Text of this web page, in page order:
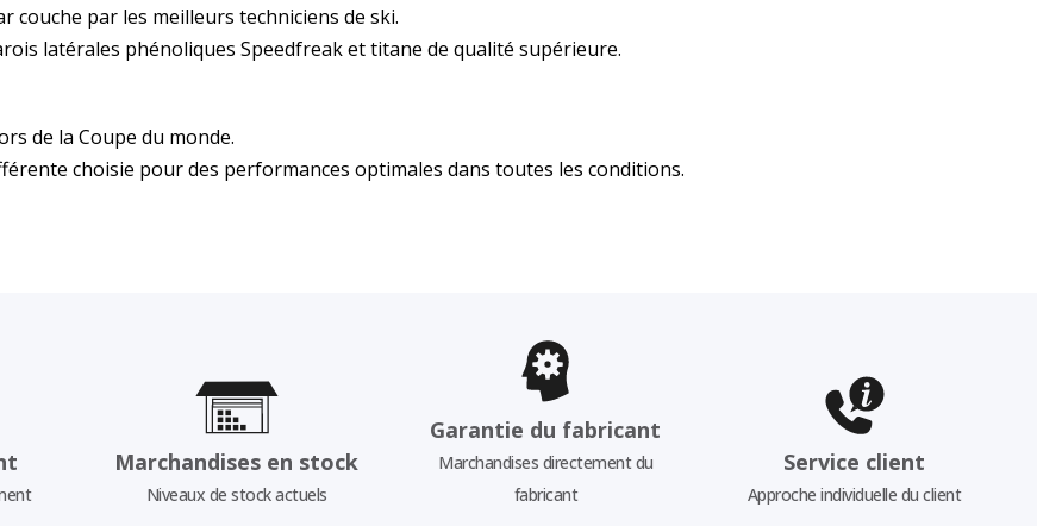
couche par les meilleurs techniciens de ski.
latérales phénoliques Speedfreak et titane de qualité supérieure.
de la Coupe du monde.
choisie pour des performances optimales dans toutes les conditions.
Marchandises en stock
Niveaux de stock actuels
Garantie du fabricant
Marchandises directement du
fabricant
Service client
Approche individuelle du client